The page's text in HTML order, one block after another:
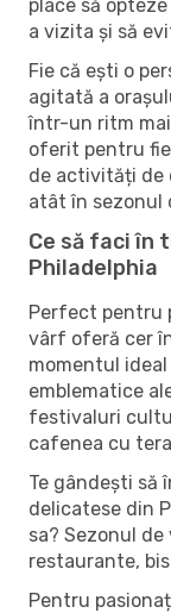
place să
a vizita și să
Fie că ești o
agitată a
într-un ritm
oferit pentru
de activități de
atât în ​​sezonul
Ce să faci în
Philadelphia
Perfect pentru
vârf oferă cer
momentul
emblematice
festivaluri
cafenea cu
Te gândești să
delicatese din
sa? Sezonul
restaurante,
Pentru